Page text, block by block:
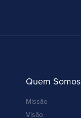
Quem Somos
Missão
Visão